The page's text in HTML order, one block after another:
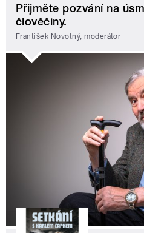
Přijměte pozvání na
člověčiny.
František Novotný, moderátor